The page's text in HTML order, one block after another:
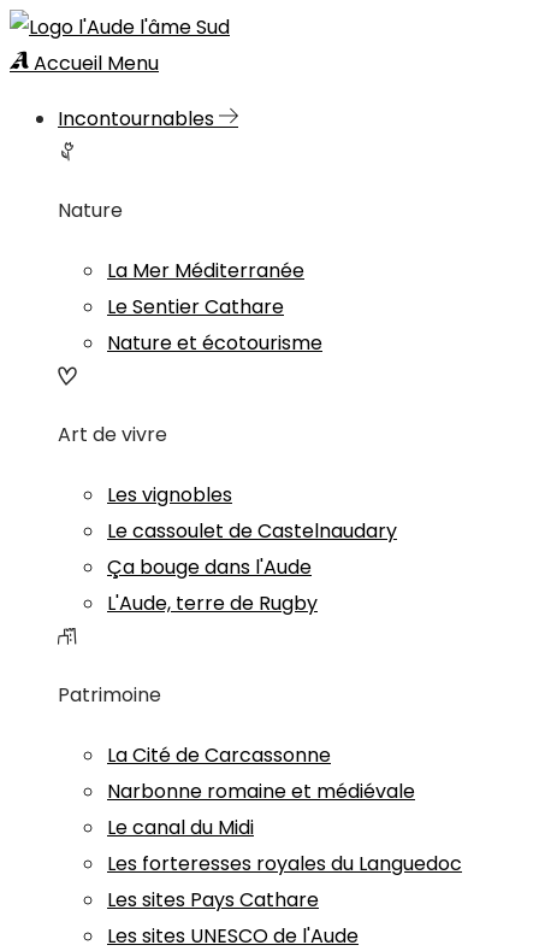
Accueil Menu
Incontournables
Nature
La Mer Méditerranée
Le Sentier Cathare
Nature et écotourisme
Art de vivre
Les vignobles
Le cassoulet de Castelnaudary
Ça bouge dans l'Aude
L'Aude, terre de Rugby
Patrimoine
La Cité de Carcassonne
Narbonne romaine et médiévale
Le canal du Midi
Les forteresses royales du Languedoc
Les sites Pays Cathare
Les sites UNESCO de l'Aude